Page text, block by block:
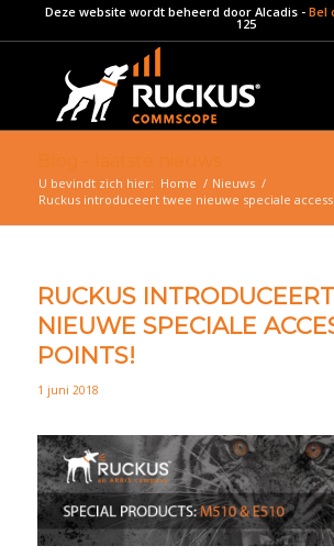
Deze website wordt beheerd door Alcadis- Bel
125
U bevindt zich hier: Home / Nieuws /
Ruckus introduceert twee nieuwe speciale
RUCKUS
NIEUWE SPECIALE
POINTS!
1 juni 2018